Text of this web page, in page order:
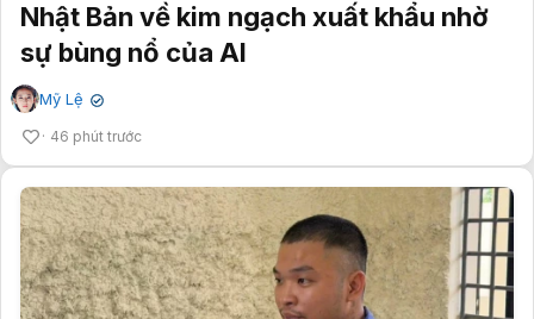
Nhật Bản về kim ngạch xuất khẩu nhờ
sự bùng nổ của AI
Mỹ Lệ ✔
46 phút trước